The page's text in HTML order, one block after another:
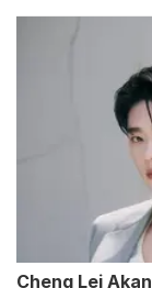
Cheng Lei